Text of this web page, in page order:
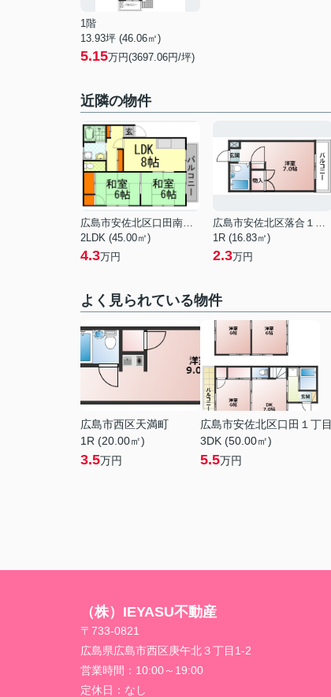
1階
13.93坪 (46.06㎡)
5.15万円(3697.06円/坪)
近隣の物件
広島市安佐北区口田南８丁目
2LDK (45.00㎡)
4.3万円
広島市安佐北区落合１丁目
1R (16.83㎡)
2.3万円
よく見られている物件
広島市西区天満町
1R (20.00㎡)
3.5万円
広島市安佐北区口田１丁目
3DK (50.00㎡)
5.5万円
（株）IEYASU不動産
〒733-0821
広島県広島市西区庚午北３丁目1-2
営業時間： 10:00～19:00
定休日： なし